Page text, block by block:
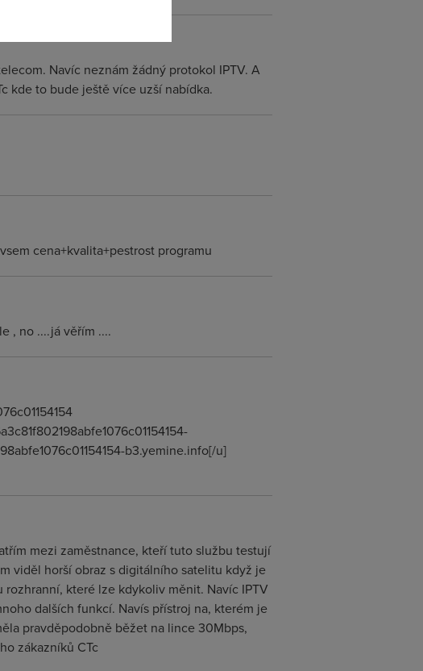
Navíc neznám žádný protokol IPTV. A
kde to bude ještě více uzší nabídka.
cena+kvalita+pestrost programu
, no ....já věřím ....
b3.yemine.info[/u]
mezi zaměstnance, kteří tuto službu testují
viděl horší obraz s digitálního satelitu když je
které lze kdykoliv měnit. Navíc IPTV
dalších funkcí. Navís přístroj na, kterém je
pravděpodobně běžet na lince 30Mbps,
zákazníků CTc